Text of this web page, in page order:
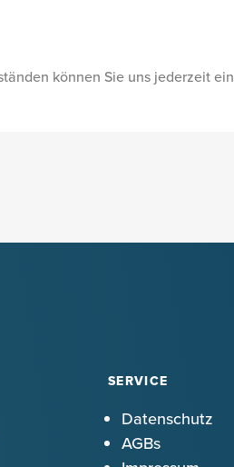
können Sie uns jederzeit
SERVICE
Datenschutz
AGBs